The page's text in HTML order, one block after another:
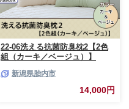
22-06洗える抗菌防臭枕2【2色
組（カーキ／ベージュ）】
新潟県胎内市
14,000円